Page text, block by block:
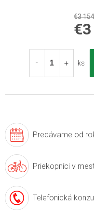
€3 154
cena:
ks
Predávame od
Priekopníci v
Telefonická